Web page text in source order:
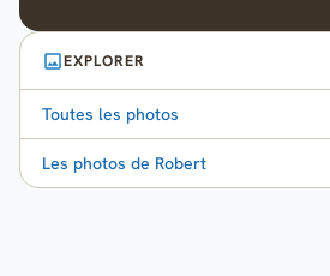
EXPLORER
Toutes les photos
Les photos de Robert